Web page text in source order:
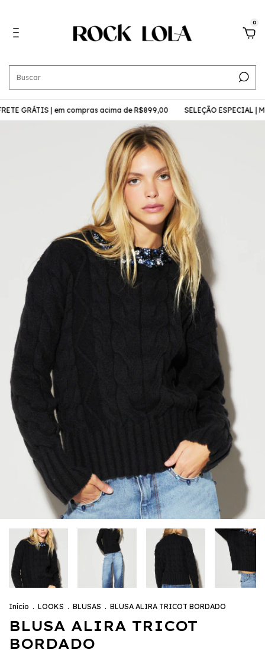
0
| em compras acima de R$899,00 SELEÇÃO ESPECIAL | Moletom
Início . LOOKS . BLUSAS . BLUSA ALIRA TRICOT BORDADO
BLUSA ALIRA TRICOT
BORDADO